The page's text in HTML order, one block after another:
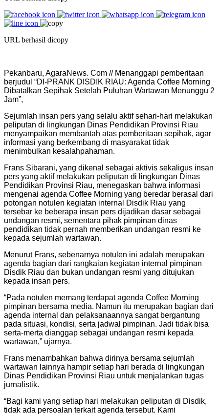
URL berhasil dicopy
Pekanbaru, AgaraNews. Com // Menanggapi pemberitaan
berjudul “DI-PRANK DISDIK RIAU: Agenda Coffee Morning
Dibatalkan Sepihak Setelah Puluhan Wartawan Menunggu 2
Jam”,
Sejumlah insan pers yang selalu aktif sehari-hari melakukan
peliputan di lingkungan Dinas Pendidikan Provinsi Riau
menyampaikan membantah atas pemberitaan sepihak, agar
informasi yang berkembang di masyarakat tidak
menimbulkan kesalahpahaman.
Frans Sibarani, yang dikenal sebagai aktivis sekaligus insan
pers yang aktif melakukan peliputan di lingkungan Dinas
Pendidikan Provinsi Riau, menegaskan bahwa informasi
mengenai agenda Coffee Morning yang beredar berasal dari
potongan notulen kegiatan internal Disdik Riau yang
tersebar ke beberapa insan pers dijadikan dasar sebagai
undangan resmi, sementara pihak pimpinan dinas
pendidikan tidak pernah memberikan undangan resmi ke
kepada sejumlah wartawan.
Menurut Frans, sebenarnya notulen ini adalah merupakan
agenda bagian dari rangkaian kegiatan internal pimpinan
Disdik Riau dan bukan undangan resmi yang ditujukan
kepada insan pers.
“Pada notulen memang terdapat agenda Coffee Morning
pimpinan bersama media. Namun itu merupakan bagian dari
agenda internal dan pelaksanaannya sangat bergantung
pada situasi, kondisi, serta jadwal pimpinan. Jadi tidak bisa
serta-merta dianggap sebagai undangan resmi kepada
wartawan,” ujarnya.
Frans menambahkan bahwa dirinya bersama sejumlah
wartawan lainnya hampir setiap hari berada di lingkungan
Dinas Pendidikan Provinsi Riau untuk menjalankan tugas
jurnalistik.
“Bagi kami yang setiap hari melakukan peliputan di Disdik,
tidak ada persoalan terkait agenda tersebut. Kami